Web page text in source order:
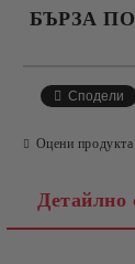
БЪРЗА
Сподели
Оцени продукта
Детайлно